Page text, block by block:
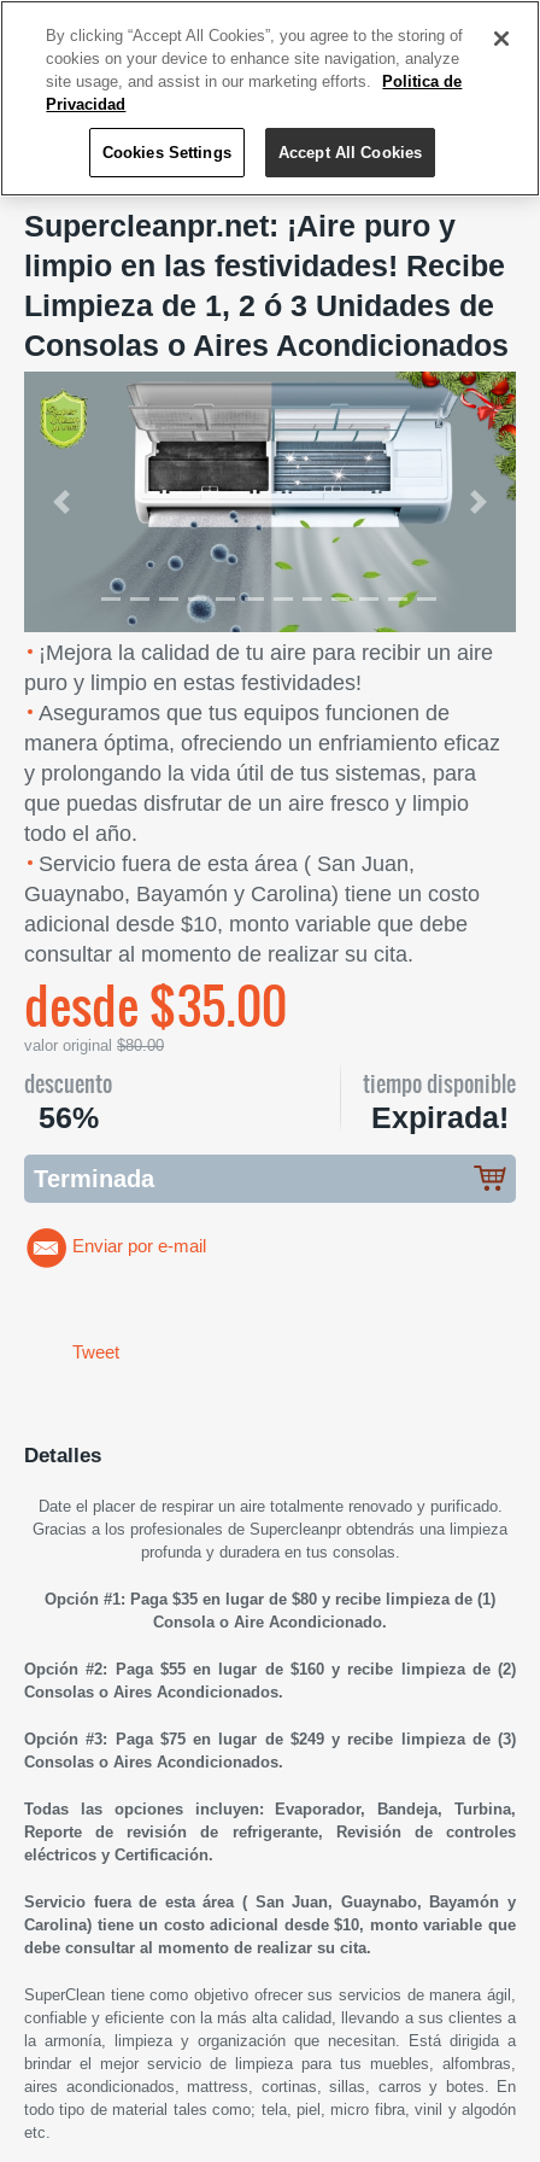
Supercleanpr.net
Supercleanpr.net: ¡Aire puro y
limpio en las festividades! Recibe
Limpieza de 1, 2 ó 3 Unidades de
Consolas o Aires Acondicionados
Previous Next
¡Mejora la calidad de tu aire para recibir un aire
puro y limpio en estas festividades!
Aseguramos que tus equipos funcionen de
manera óptima, ofreciendo un enfriamiento eficaz
y prolongando la vida útil de tus sistemas, para
que puedas disfrutar de un aire fresco y limpio
todo el año.
Servicio fuera de esta área ( San Juan,
Guaynabo, Bayamón y Carolina) tiene un costo
adicional desde $10, monto variable que debe
consultar al momento de realizar su cita.
desde $35.00
valor original $80.00
descuento
56%
tiempo disponible
Expirada!
Terminada
Enviar por e-mail
Tweet
Detalles
Date el placer de respirar un aire totalmente renovado y purificado.
Gracias a los profesionales de Supercleanpr obtendrás una limpieza
profunda y duradera en tus consolas.
Opción #1: Paga $35 en lugar de $80 y recibe limpieza de (1)
Consola o Aire Acondicionado.
Opción #2: Paga $55 en lugar de $160 y recibe limpieza de (2)
Consolas o Aires Acondicionados.
Opción #3: Paga $75 en lugar de $249 y recibe limpieza de (3)
Consolas o Aires Acondicionados.
Todas las opciones incluyen: Evaporador, Bandeja, Turbina,
Reporte de revisión de refrigerante, Revisión de controles
eléctricos y Certificación.
Servicio fuera de esta área ( San Juan, Guaynabo, Bayamón y
Carolina) tiene un costo adicional desde $10, monto variable que
debe consultar al momento de realizar su cita.
SuperClean tiene como objetivo ofrecer sus servicios de manera ágil,
confiable y eficiente con la más alta calidad, llevando a sus clientes a
la armonía, limpieza y organización que necesitan. Está dirigida a
brindar el mejor servicio de limpieza para tus muebles, alfombras,
aires acondicionados, mattress, cortinas, sillas, carros y botes. En
todo tipo de material tales como; tela, piel, micro fibra, vinil y algodón
etc.
By clicking “Accept All Cookies”, you agree to the storing of
cookies on your device to enhance site navigation, analyze
site usage, and assist in our marketing efforts.
Politica de
Privacidad
Cookies Settings Accept All Cookies